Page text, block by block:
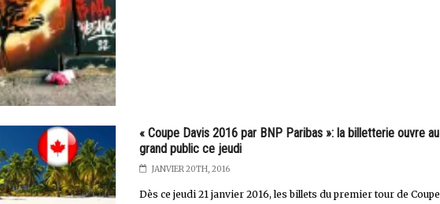
« Coupe Davis 2016 par BNP Paribas »: la billetterie ouvre au
grand public ce jeudi
JANVIER 20TH, 2016
Dès ce jeudi 21 janvier 2016, les billets du premier tour de Coupe